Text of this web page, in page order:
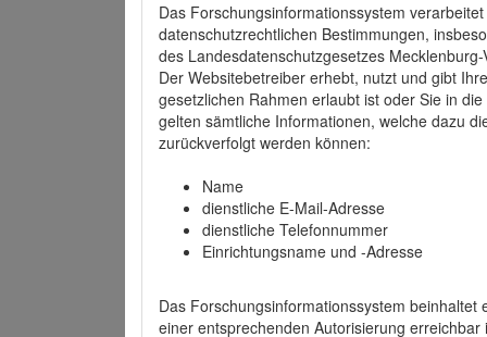
Das Forschungsinformationssystem
datenschutzrechtlichen Bestimmungen,
des Landesdatenschutzgesetzes
Der Websitebetreiber erhebt, nutzt und gibt
gesetzlichen Rahmen erlaubt ist oder Sie in
gelten sämtliche Informationen, welche dazu
zurückverfolgt werden können:
Name
dienstliche E-Mail-Adresse
dienstliche Telefonnummer
Einrichtungsname und -Adresse
Das Forschungsinformationssystem beinhaltet
einer entsprechenden Autorisierung